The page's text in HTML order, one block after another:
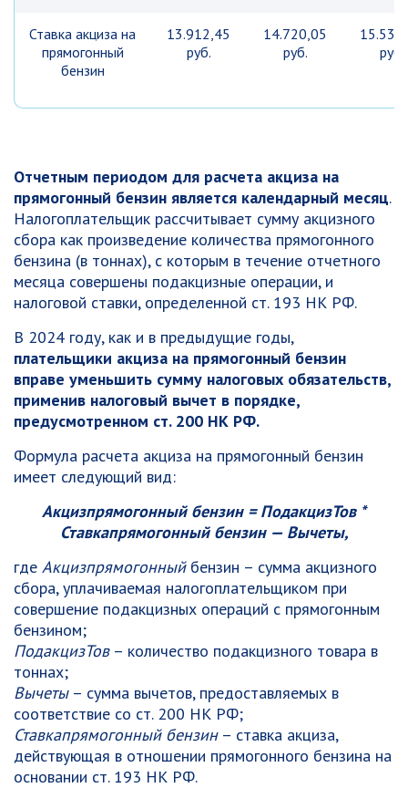
Ставка акциза на
прямогонный
бензин
13.912,45
руб.
14.720,05
руб.
руб.
Отчетным периодом для расчета акциза на
прямогонный бензин является календарный месяц.
Налогоплательщик рассчитывает сумму акцизного
сбора как произведение количества прямогонного
бензина (в тоннах), с которым в течение отчетного
месяца совершены подакцизные операции, и
налоговой ставки, определенной ст. 193 НК РФ.
В 2024 году, как и в предыдущие годы,
плательщики акциза на прямогонный бензин
вправе уменьшить сумму налоговых обязательств,
применив налоговый вычет в порядке,
предусмотренном ст. 200 НК РФ.
Формула расчета акциза на прямогонный бензин
имеет следующий вид:
Акцизпрямогонный бензин = ПодакцизТов *
Ставкапрямогонный бензин— Вычеты,
где Акцизпрямогонный бензин – сумма акцизного
сбора, уплачиваемая налогоплательщиком при
совершение подакцизных операций с прямогонным
бензином;
ПодакцизТов– количество подакцизного товара в
тоннах;
Вычеты– сумма вычетов, предоставляемых в
соответствие со ст. 200 НК РФ;
Ставкапрямогонный бензин– ставка акциза,
действующая в отношении прямогонного бензина на
основании ст. 193 НК РФ.